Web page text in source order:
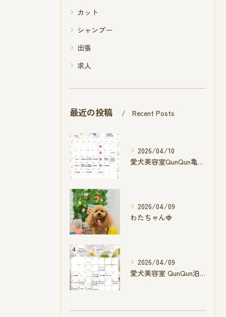
カット
シャンプー
出張
求人
最近の投稿 Recent Posts
2026/04/10
愛犬美容室QunQun亀山エコー店
2026/04/09
わたちゃん🍓
2026/04/09
愛犬美容室 QunQun泊店 4月空き状況です